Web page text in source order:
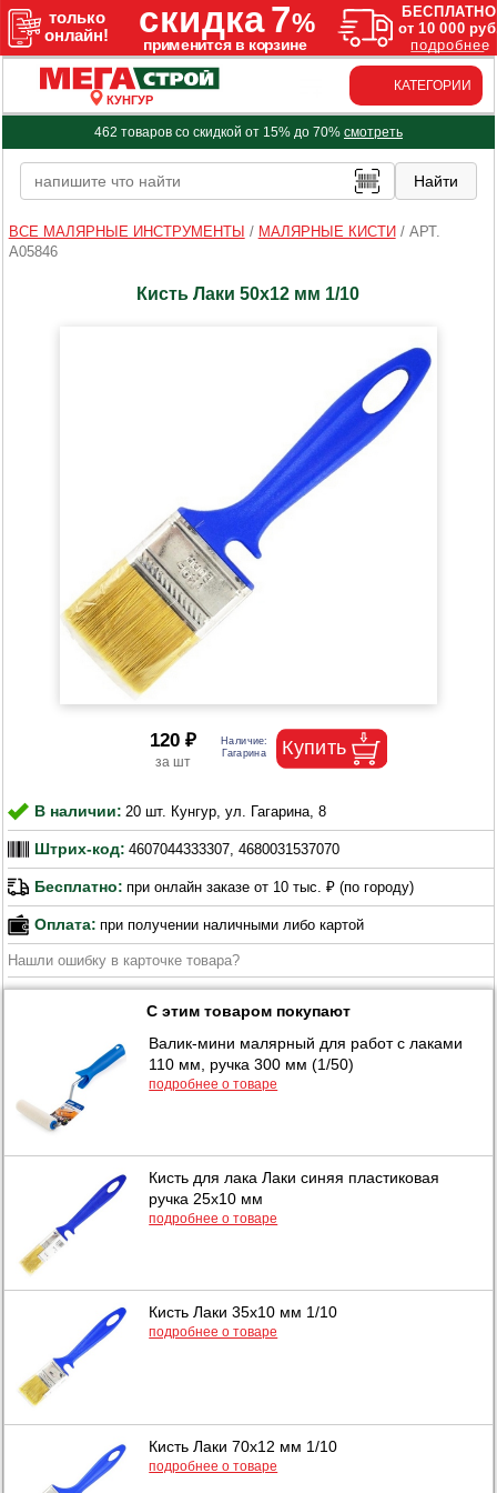
КУНГУР
КАТЕГОРИИ
462 товаров со скидкой от 15% до 70% смотреть
ВСЕ МАЛЯРНЫЕ ИНСТРУМЕНТЫ / МАЛЯРНЫЕ КИСТИ / АРТ.
A05846
Кисть Лаки 50х12 мм 1/10
120 ₽
В наличии: 20 шт. Кунгур, ул. Гагарина, 8
Штрих-код: 4607044333307, 4680031537070
Бесплатно: при онлайн заказе от 10 тыс. ₽ (по городу)
Оплата: при получении наличными либо картой
Нашли ошибку в карточке товара?
С этим товаром покупают
Валик-мини малярный для работ с лаками
110 мм, ручка 300 мм (1/50)
подробнее о товаре
Кисть для лака Лаки синяя пластиковая
ручка 25х10 мм
подробнее о товаре
Кисть Лаки 35х10 мм 1/10
подробнее о товаре
Кисть Лаки 70х12 мм 1/10
подробнее о товаре